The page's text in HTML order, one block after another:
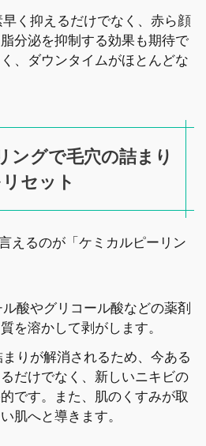
く抑えるだけでなく、赤ら顔
分泌を抑制する効果も期待で
、ダウンタイムがほとんどな
ングで毛穴の詰まり
セット
えるのが「ケミカルピーリン
酸やグリコール酸などの薬剤
を溶かして剥がします。
りが解消されるため、今ある
だけでなく、新しいニキビの
です。また、肌のくすみが取
肌へと導きます。